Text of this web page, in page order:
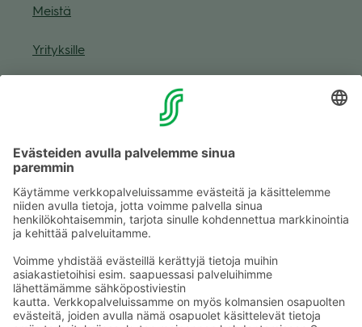
Meistä
Yri­tyk­sille
Muuta eväs­tea­se­tuk­sia & eväs­tein­for­maa­tio
Tie­to­suo­ja­se­loste (Arina)
Kaup­pa­kes­kus
Ma-pe
9–20
La
9–19